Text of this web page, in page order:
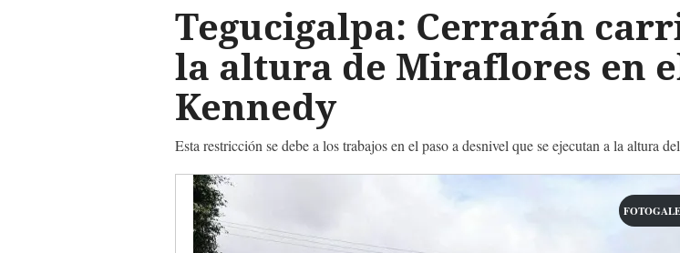
Tegucigalpa: Cerrarán
la altura de Miraflores en
Kennedy
Esta restricción se debe a los trabajos en el paso a desnivel que se ejecutan a la altura